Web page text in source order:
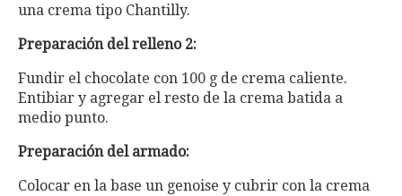
una crema tipo Chantilly.
Preparación del relleno 2:
Fundir el chocolate con 100 g de crema caliente.
Entibiar y agregar el resto de la crema batida a
medio punto.
Preparación del armado:
Colocar en la base un genoise y cubrir con la crema